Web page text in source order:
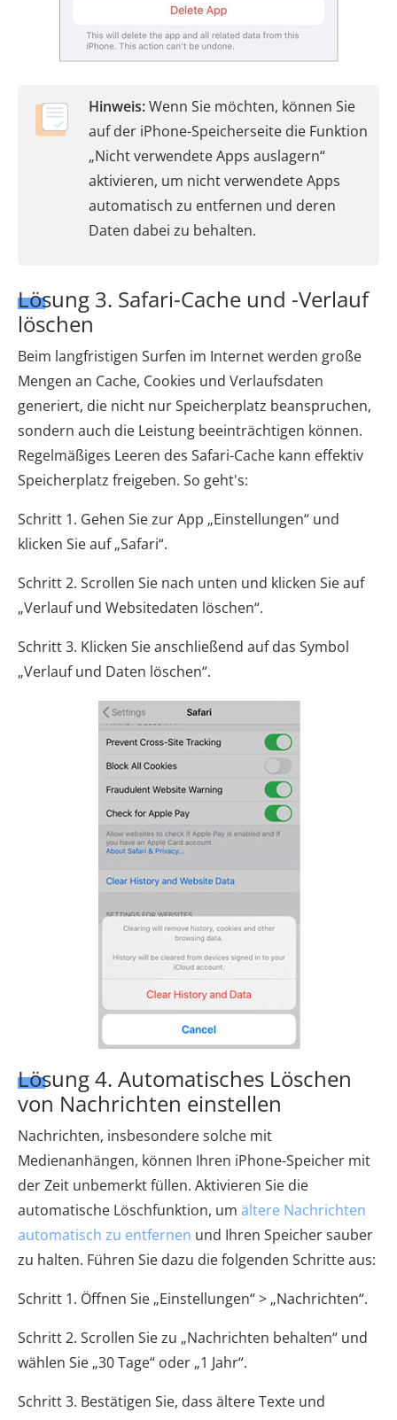
Hinweis:Wenn Sie möchten, können Sie
auf der iPhone-Speicherseite die Funktion
„Nicht verwendete Apps auslagern“
aktivieren, um nicht verwendete Apps
automatisch zu entfernen und deren
Daten dabei zu behalten.
Lösung 3. Safari-Cache und -Verlauf
löschen
Beim langfristigen Surfen im Internet werden große
Mengen an Cache, Cookies und Verlaufsdaten
generiert, die nicht nur Speicherplatz beanspruchen,
sondern auch die Leistung beeinträchtigen können.
Regelmäßiges Leeren des Safari-Cache kann effektiv
Speicherplatz freigeben. So geht's:
Schritt 1. Gehen Sie zur App „Einstellungen“ und
klicken Sie auf „Safari“.
Schritt 2. Scrollen Sie nach unten und klicken Sie auf
„Verlauf und Websitedaten löschen“.
Schritt 3. Klicken Sie anschließend auf das Symbol
„Verlauf und Daten löschen“.
Lösung 4. Automatisches Löschen
von Nachrichten einstellen
Nachrichten, insbesondere solche mit
Medienanhängen, können Ihren iPhone-Speicher mit
der Zeit unbemerkt füllen. Aktivieren Sie die
automatische Löschfunktion, um ältere Nachrichten
automatisch zu entfernen und Ihren Speicher sauber
zu halten. Führen Sie dazu die folgenden Schritte aus:
Schritt 1. Öffnen Sie „Einstellungen“ > „Nachrichten“.
Schritt 2. Scrollen Sie zu „Nachrichten behalten“ und
wählen Sie „30 Tage“ oder „1 Jahr“.
Schritt 3. Bestätigen Sie, dass ältere Texte und